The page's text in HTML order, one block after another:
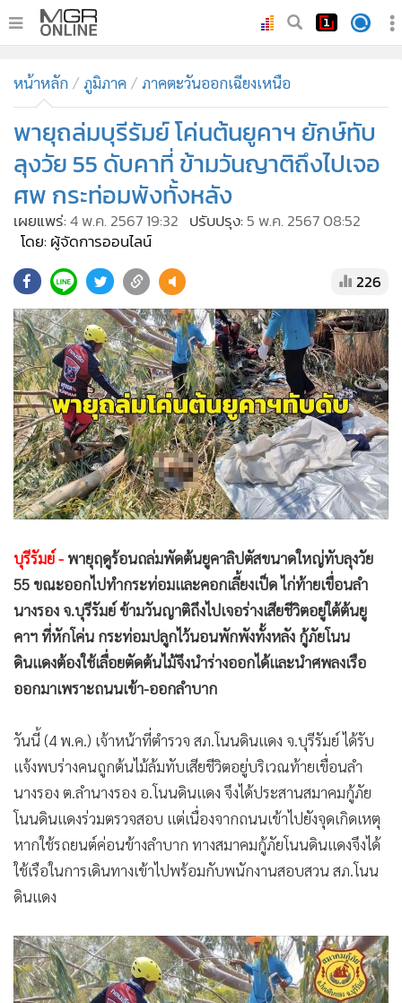
ทันเหตุการณ์
• ภาคใต้
ภูมิภาค
Online Section
• บันเทิง
ผู้จัดการรายวัน
• ละคร
• CbizReview
• Cyber BIZ
• ผู้จัดกวน
• Good health & Well-being
• Green Innovation & SD
• Management & HR
• MGR Live
• Infographic
• ท่องเที่ยว
• กีฬา
ต่างประเทศ
•
Special Scoop
• เศรษฐกิจ-ธุรกิจ
• ชุมชน-คุณภาพชีวิต
• อาชญากรรม
• Motoring
• เกม
• วิทยาศาสตร์
• SMEs
• หุ้น
• กองทุนรวม
• Celeb Online
หน้าหลัก ภูมิภาค ภาคตะวันออกเฉียงเหนือ
พายุถล่มบุรีรัมย์ โค่นต้นยูคาฯ ยักษ์ทับ
ลุงวัย 55 ดับคาที่ ข้ามวันญาติถึงไปเจอ
ศพ กระท่อมพังทั้งหลัง
เผยแพร่:4 พ.ค. 2567 19:32 ปรับปรุง:5 พ.ค. 2567 08:52
โดย: ผู้จัดการออนไลน์
226
บุรีรัมย์ - พายุฤดูร้อนถล่มพัดต้นยูคาลิปตัสขนาดใหญ่ทับลุงวัย
55 ขณะออกไปทำกระท่อมและคอกเลี้ยงเป็ด ไก่ท้ายเขื่อนลำ
นางรอง จ.บุรีรัมย์ ข้ามวันญาติถึงไปเจอร่างเสียชีวิตอยู่ใต้ต้นยู
คาฯ ที่หักโค่น กระท่อมปลูกไว้นอนพักพังทั้งหลัง กู้ภัยโนน
ดินแดงต้องใช้เลื่อยตัดต้นไม้จึงนำร่างออกได้และนำศพลงเรือ
ออกมาเพราะถนนเข้า-ออกลำบาก
วันนี้ (4 พ.ค.) เจ้าหน้าที่ตำรวจ สภ.โนนดินแดง จ.บุรีรัมย์ ได้รับ
แจ้งพบร่างคนถูกต้นไม้ล้มทับเสียชีวิตอยู่บริเวณท้ายเขื่อนลำ
นางรอง ต.ลำนางรอง อ.โนนดินแดง จึงได้ประสานสมาคมกู้ภัย
โนนดินแดงร่วมตรวจสอบ แต่เนื่องจากถนนเข้าไปยังจุดเกิดเหตุ
หากใช้รถยนต์ค่อนข้างลำบาก ทางสมาคมกู้ภัยโนนดินแดงจึงได้
ใช้เรือในการเดินทางเข้าไปพร้อมกับพนักงานสอบสวน สภ.โนน
ดินแดง